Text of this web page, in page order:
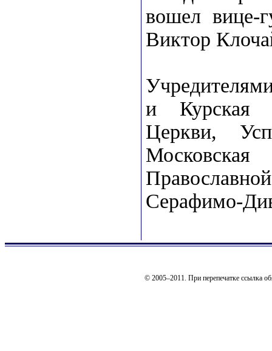
вошел вице-
Виктор
и Курская
Церкви,
Серафимо-
© 2005–2011. При перепечатке ссылка